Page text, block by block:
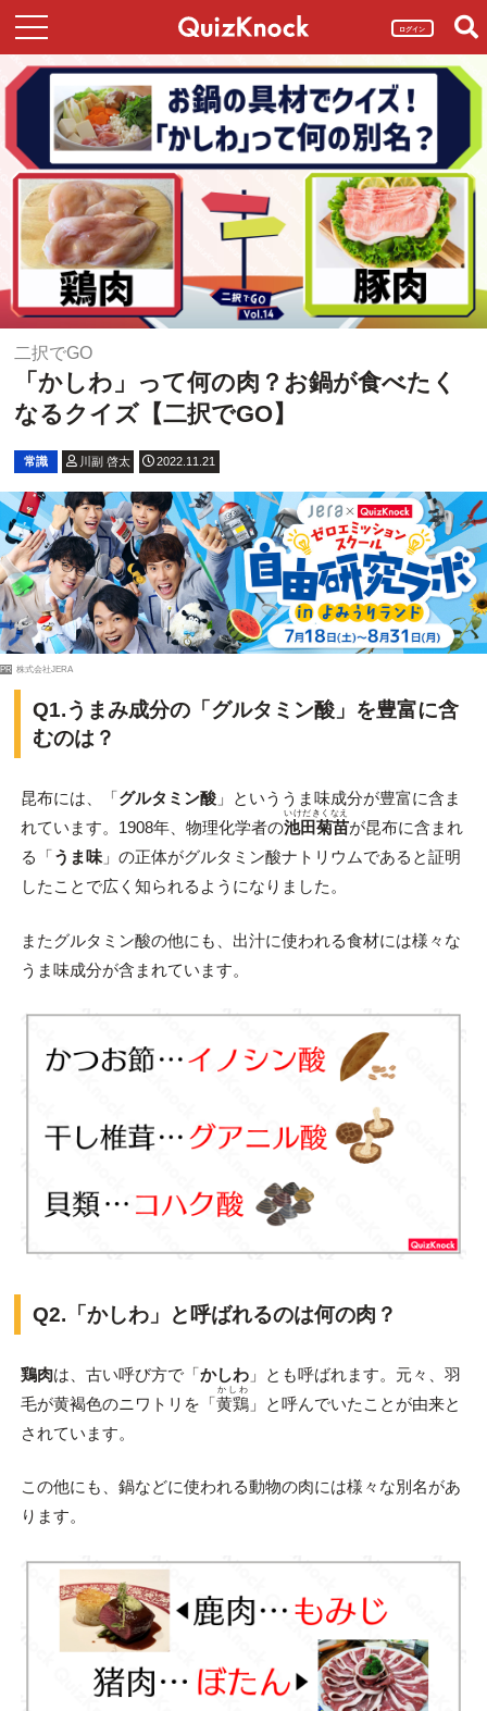
ログイン
二択でGO
「かしわ」って何の肉？お鍋が食べたく
なるクイズ【二択でGO】
常識 川副 啓太 2022.11.21
PR 株式会社JERA
Q1.うまみ成分の「グルタミン酸」を豊富に含
むのは？
昆布には、「グルタミン酸」といううま味成分が豊富に含ま
れています。1908年、物理化学者の池田菊苗
いけだきくなえ
が昆布に含まれ
る「うま味」の正体がグルタミン酸ナトリウムであると証明
したことで広く知られるようになりました。
またグルタミン酸の他にも、出汁に使われる食材には様々な
うま味成分が含まれています。
Q2.「かしわ」と呼ばれるのは何の肉？
鶏肉は、古い呼び方で「かしわ」とも呼ばれます。元々、羽
毛が黄褐色のニワトリを「黄鶏
かしわ
」と呼んでいたことが由来と
されています。
この他にも、鍋などに使われる動物の肉には様々な別名があ
ります。